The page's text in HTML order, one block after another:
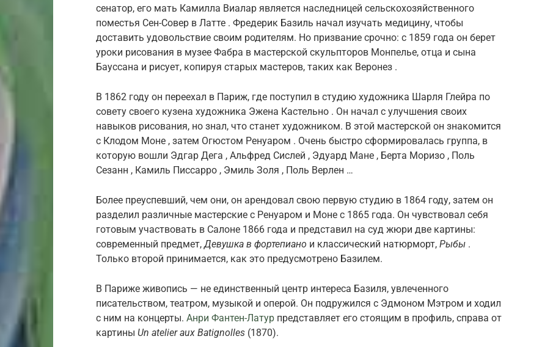
сенатор, его мать Камилла Виалар является наследницей сельскохозяйственного
поместья Сен-Совер в Латте . Фредерик Базиль начал изучать медицину, чтобы
доставить удовольствие своим родителям. Но призвание срочно: с 1859 года он берет
уроки рисования в музее Фабра в мастерской скульпторов Монпелье, отца и сына
Бауссана и рисует, копируя старых мастеров, таких как Веронез .
В 1862 году он переехал в Париж, где поступил в студию художника Шарля Глейра по
совету своего кузена художника Эжена Кастельно . Он начал с улучшения своих
навыков рисования, но знал, что станет художником. В этой мастерской он знакомится
с Клодом Моне , затем Огюстом Ренуаром . Очень быстро сформировалась группа, в
которую вошли Эдгар Дега , Альфред Сислей , Эдуард Мане , Берта Моризо , Поль
Сезанн , Камиль Писсарро , Эмиль Золя , Поль Верлен …
Более преуспевший, чем они, он арендовал свою первую студию в 1864 году, затем он
разделил различные мастерские с Ренуаром и Моне с 1865 года. Он чувствовал себя
готовым участвовать в Салоне 1866 года и представил на суд жюри две картины:
современный предмет,Девушка в фортепиано и классический натюрморт, Рыбы .
Только второй принимается, как это предусмотрено Базилем.
В Париже живопись — не единственный центр интереса Базиля, увлеченного
писательством, театром, музыкой и оперой. Он подружился с Эдмоном Мэтром и ходил
с ним на концерты. Анри Фантен-Латур представляет его стоящим в профиль, справа от
картины Un atelier aux Batignolles (1870).